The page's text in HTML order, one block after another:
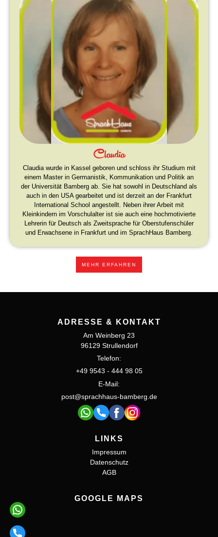
Claudia
Claudia wurde in Kassel geboren und schloss ihr Studium mit
einem Master in Germanistik, Kommunikation und Politik an
der Universität Bamberg ab. Sie hat sowohl in Deutschland als
auch in den USA gearbeitet und ist derzeit an der Frankfurt
International School angestellt. Neben ihrer Arbeit mit
Kleinkindern im Vorschulalter ist sie auch eine hochmotivierte
Lehrerin für Deutsch als Zweitsprache für Oberstufenschüler
und Erwachsene in Frankfurt und im SprachHaus Bamberg.
MEHR ERFAHREN
ADRESSE & KONTAKT
Am Weinberg 23
96129 Strullendorf
Telefon:
+49 9543 - 444 98 05
E-Mail:
post@sprachhaus-bamberg.de
LINKS
Impressum
Datenschutz
AGB
GOOGLE MAPS